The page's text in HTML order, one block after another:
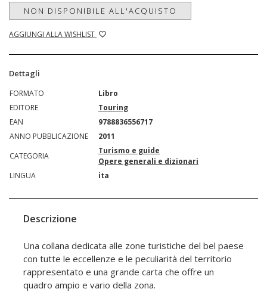
NON DISPONIBILE ALL'ACQUISTO
AGGIUNGI ALLA WISHLIST
Dettagli
FORMATO
Libro
EDITORE
Touring
EAN
9788836556717
ANNO PUBBLICAZIONE
2011
CATEGORIA
Turismo e guide
Opere generali e dizionari
LINGUA
ita
Descrizione
Una collana dedicata alle zone turistiche del bel paese
con tutte le eccellenze e le peculiarità del territorio
rappresentato e una grande carta che offre un
quadro ampio e vario della zona.